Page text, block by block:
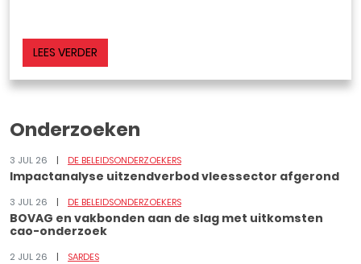
LEES VERDER
Onderzoeken
3 JUL 26 DE BELEIDSONDERZOEKERS
Impactanalyse uitzendverbod vleessector afgerond
3 JUL 26 DE BELEIDSONDERZOEKERS
BOVAG en vakbonden aan de slag met uitkomsten
cao-onderzoek
2 JUL 26 SARDES